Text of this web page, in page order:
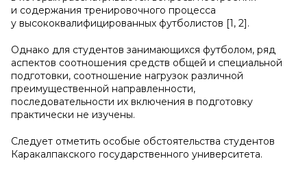
и содержания тренировочного процесса
у высококвалифицированных футболистов [1, 2].
Однако для студентов занимающихся футболом, ряд
аспектов соотношения средств общей и специальной
подготовки, соотношение нагрузок различной
преимущественной направленности,
последовательности их включения в подготовку
практически не изучены.
Следует отметить особые обстоятельства студентов
Каракалпакского государственного университета.